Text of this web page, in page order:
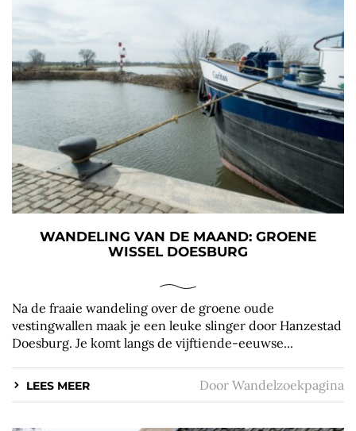
WANDELING VAN DE MAAND: GROENE
WISSEL DOESBURG
Na de fraaie wandeling over de groene oude
vestingwallen maak je een leuke slinger door Hanzestad
Doesburg. Je komt langs de vijftiende-eeuwse...
LEES MEER Door Wandelzoekpagina